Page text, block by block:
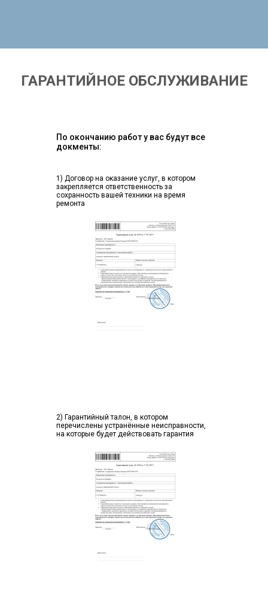
ГАРАНТИЙНОЕ ОБСЛУЖИВАНИЕ
По окончанию работ у вас будут все
докменты:
1) Договор на оказание услуг, в котором
закрепляется ответственность за
сохранность вашей техники на время
ремонта
2) Гарантийный талон, в котором
перечислены устранённые неисправности,
на которые будет действовать гарантия